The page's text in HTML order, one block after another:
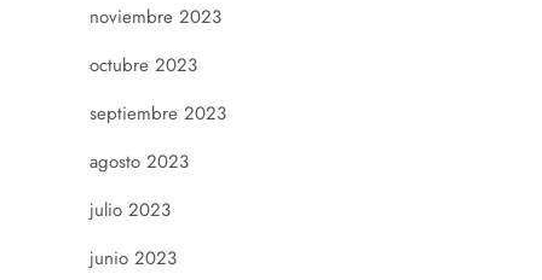
noviembre 2023
octubre 2023
septiembre 2023
agosto 2023
julio 2023
junio 2023